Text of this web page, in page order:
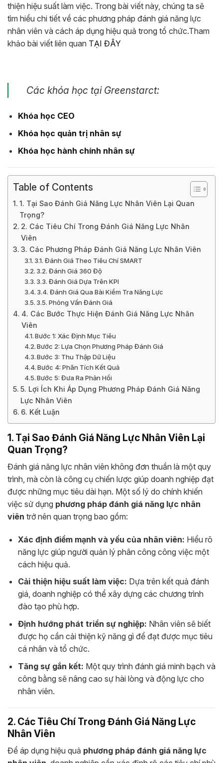
thiện hiệu suất làm việc. Trong bài viết này, chúng ta sẽ
tìm hiểu chi tiết về các phương pháp đánh giá năng lực
nhân viên và cách áp dụng hiệu quả trong tổ chức.Tham
khảo bài viết liên quan TẠI ĐÂY
Các khóa học tại Greenstarct:
Khóa học CEO
Khóa học quản trị nhân sự
Khóa học hành chính nhân sự
Table of Contents
1. Tại Sao Đánh Giá Năng Lực Nhân Viên Lại Quan
Trọng?
2. Các Tiêu Chí Trong Đánh Giá Năng Lực Nhân
Viên
3. Các Phương Pháp Đánh Giá Năng Lực Nhân Viên
3.1. Đánh Giá Theo Tiêu Chí SMART
3.2. Đánh Giá 360 Độ
3.3. Đánh Giá Dựa Trên KPI
3.4. Đánh Giá Qua Bài Kiểm Tra Năng Lực
3.5. Phỏng Vấn Đánh Giá
4. Các Bước Thực Hiện Đánh Giá Năng Lực Nhân
Viên
Bước 1: Xác Định Mục Tiêu
Bước 2: Lựa Chọn Phương Pháp Đánh Giá
Bước 3: Thu Thập Dữ Liệu
Bước 4: Phân Tích Kết Quả
Bước 5: Đưa Ra Phản Hồi
5. Lợi Ích Khi Áp Dụng Phương Pháp Đánh Giá Năng
Lực Nhân Viên
6. Kết Luận
1. Tại Sao Đánh Giá Năng Lực Nhân Viên Lại
Quan Trọng?
Đánh giá năng lực nhân viên không đơn thuần là một quy
trình, mà còn là công cụ chiến lược giúp doanh nghiệp đạt
được những mục tiêu dài hạn. Một số lý do chính khiến
việc sử dụng phương pháp đánh giá năng lực nhân
viên trở nên quan trọng bao gồm:
Xác định điểm mạnh và yếu của nhân viên: Hiểu rõ
năng lực giúp người quản lý phân công công việc một
cách hiệu quả.
Cải thiện hiệu suất làm việc: Dựa trên kết quả đánh
giá, doanh nghiệp có thể xây dựng các chương trình
đào tạo phù hợp.
Định hướng phát triển sự nghiệp: Nhân viên sẽ biết
được họ cần cải thiện kỹ năng gì để đạt được mục tiêu
cá nhân và tổ chức.
Tăng sự gắn kết: Một quy trình đánh giá minh bạch và
công bằng sẽ nâng cao sự hài lòng và động lực cho
nhân viên.
2. Các Tiêu Chí Trong Đánh Giá Năng Lực
Nhân Viên
Để áp dụng hiệu quả phương pháp đánh giá năng lực